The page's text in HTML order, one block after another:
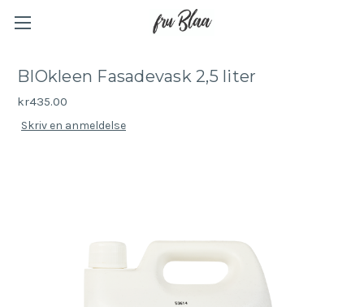
BIOkleen Fasadevask 2,5 liter
kr435.00
Skriv en anmeldelse